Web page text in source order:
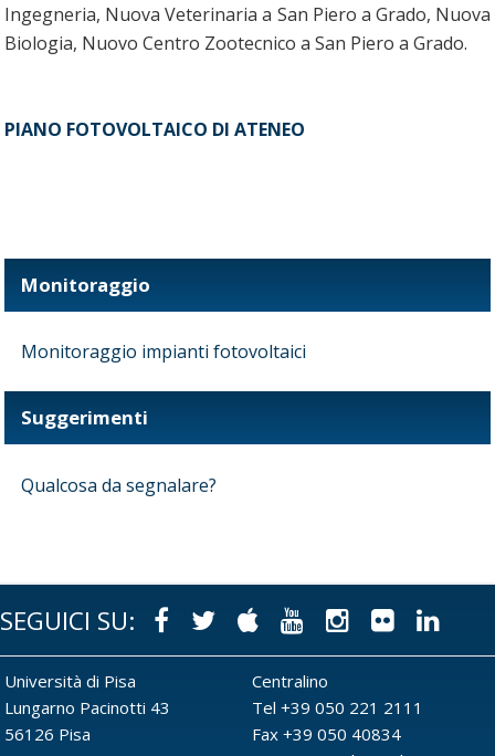
Ingegneria, Nuova Veterinaria a San Piero a Grado, Nuova
Biologia, Nuovo Centro Zootecnico a San Piero a Grado.
PIANO FOTOVOLTAICO DI ATENEO
Monitoraggio
Monitoraggio impianti fotovoltaici
Suggerimenti
Qualcosa da segnalare?
SEGUICI SU: Facebook
Twitter
Apple Youtube
Instagram
Flickr
Università di Pisa
Lungarno Pacinotti 43
56126 Pisa
Centralino
Tel +39 050 221 2111
Fax +39 050 40834